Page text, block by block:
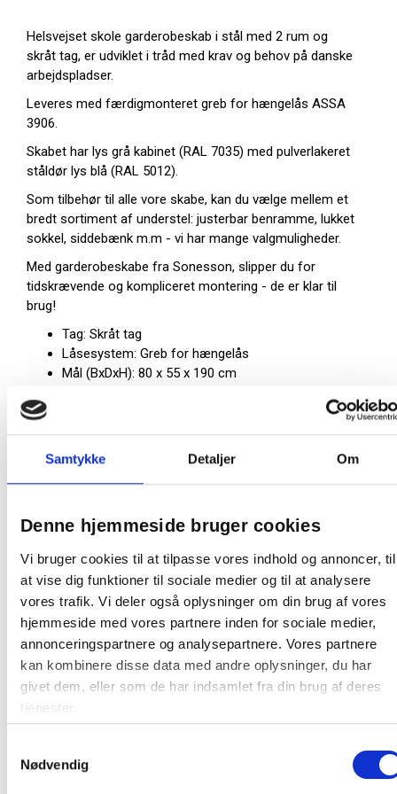
Samtykke Detaljer Om
Denne hjemmeside bruger cookies
Vi bruger cookies til at tilpasse vores indhold og annoncer, til
at vise dig funktioner til sociale medier og til at analysere
vores trafik. Vi deler også oplysninger om din brug af vores
hjemmeside med vores partnere inden for sociale medier,
annonceringspartnere og analysepartnere. Vores partnere
kan kombinere disse data med andre oplysninger, du har
givet dem, eller som de har indsamlet fra din brug af deres
tjenester.
Nødvendig
Helsvejset skole garderobeskab i stål med 2 rum og
skråt tag, er udviklet i tråd med krav og behov på danske
arbejdspladser.
Leveres med færdigmonteret greb for hængelås ASSA
3906.
Skabet har lys grå kabinet (RAL 7035) med pulverlakeret
ståldør lys blå (RAL 5012).
Som tilbehør til alle vore skabe, kan du vælge mellem et
bredt sortiment af understel: justerbar benramme, lukket
sokkel, siddebænk m.m - vi har mange valgmuligheder.
Med garderobeskabe fra Sonesson, slipper du for
tidskrævende og kompliceret montering - de er klar til
brug!
Tag: Skråt tag
Låsesystem: Greb for hængelås
Mål (BxDxH): 80 x 55 x 190 cm
Farve: Blå
Tekniskdatablad
Tekniskdatablad